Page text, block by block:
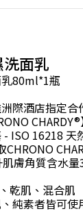
面乳
80ml*1瓶
際酒店指定合
CHARDY®
ISO 16218 天
CHRONO
膚角質含水量
乾肌、混合肌
純素者皆可使